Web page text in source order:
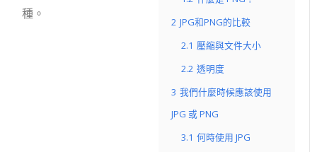
2 JPG和PNG的比較
2.1 壓縮與文件大小
2.2 透明度
3 我們什麼時候應該使用
JPG 或 PNG
3.1 何時使用 JPG
種。